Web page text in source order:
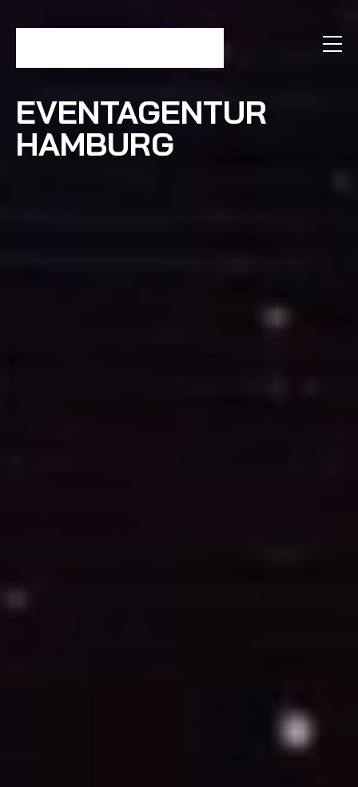
EVENTAGENTUR
HAMBURG